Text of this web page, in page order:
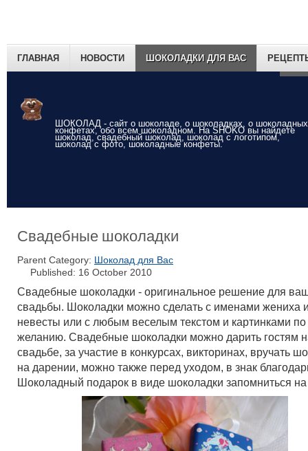
ШОКОЛАД - сайт о шоколаде, о шоколадках, о шоколадных
конфетах, обо всем шоколадном. На SHOKO вы найдете
шоколад, свадебный шоколад, шоколад с логотипом,
шоколад с фото, шоколадные конфеты.
ГЛАВНАЯ НОВОСТИ ШОКОЛАДКИ ДЛЯ ВАС
Свадебные шоколадки
Parent Category: Шоколад для Вас
Published: 16 October 2010
Свадебные шоколадки - оригинальное решение для
свадьбы. Шоколадки можно сделать с именами жениха
невесты или с любым веселым текстом и картинками
желанию. Свадебные шоколадки можно дарить гостям
свадьбе, за участие в конкурсах, викторинах, вручать
на дарении, можно также перед уходом, в знак
Шоколадный подарок в виде шоколадки запомниться на